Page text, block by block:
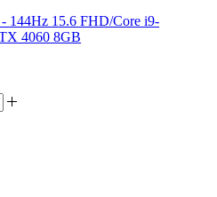
144Hz 15.6 FHD/Core i9-
4060 8GB